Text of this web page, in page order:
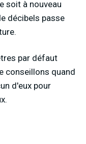
soit à nouveau
décibels passe
par défaut
conseillons quand
d'eux pour